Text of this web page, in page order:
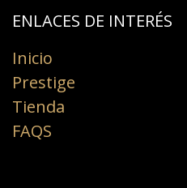
ENLACES DE INTERÉS​
Inicio
Prestige
Tienda
FAQS